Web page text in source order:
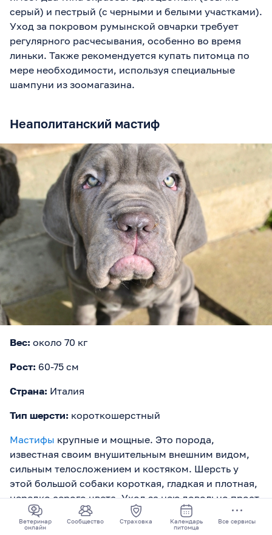
Ветеринар
онлайн
Сообщество Страховка
Календарь
питомца
Все сервисы
серый) и пестрый (с черными и белыми участками).
Уход за покровом румынской овчарки требует
регулярного расчесывания, особенно во время
линьки. Также рекомендуется купать питомца по
мере необходимости, используя специальные
шампуни из зоомагазина.
Неаполитанский мастиф
Вес: около 70 кг
Рост: 60-75 см
Страна: Италия
Тип шерсти: короткошерстный
Мастифы крупные и мощные. Это порода,
известная своим внушительным внешним видом,
сильным телосложением и костяком. Шерсть у
этой большой собаки короткая, гладкая и плотная,
нередко серого цвета. Уход за нею довольно прост
и включает регулярное вычесывание для удаления
лишнего подшерстка и поддержания здоровья